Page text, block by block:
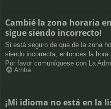
Cambié la zona horaria
sigue siendo incorrecto!
Si está seguro de que de la zona
siendo incorrecta, entonces la hora
Por favor comuníquese con La
Arriba
¡Mi idioma no está en la